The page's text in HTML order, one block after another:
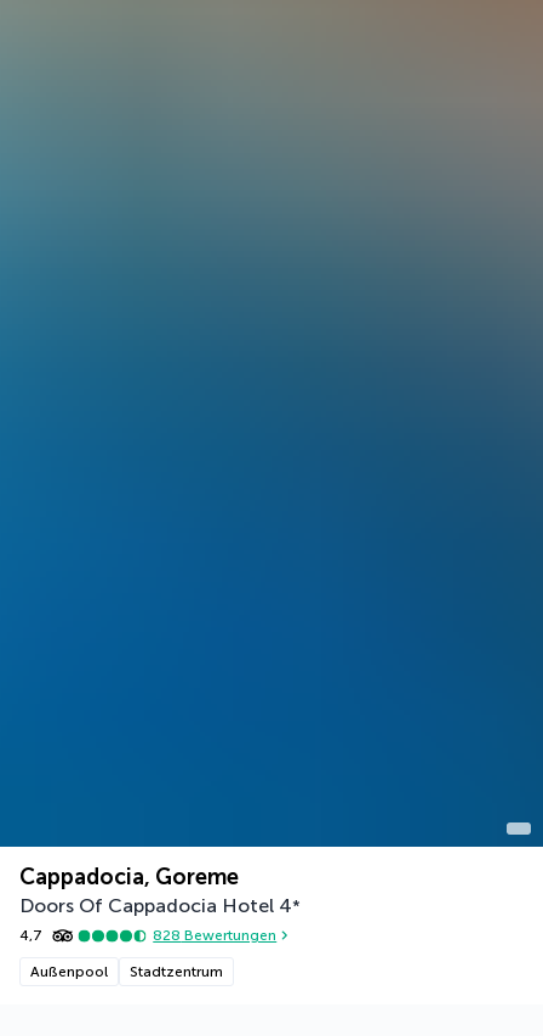
Cappadocia, Goreme
Doors Of Cappadocia Hotel 4*
4,7 828 Bewertungen
Außenpool Stadtzentrum